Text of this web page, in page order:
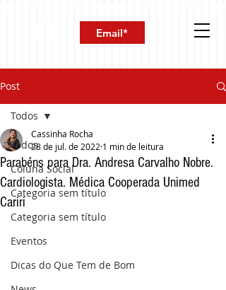
Post
Todos
Coluna Social
Categoria sem título
Categoria sem título
Eventos
Dicas do Que Tem de Bom
Todos
Parabéns para Dra. Andresa Carvalho Nobre.
Cardiologista. Médica Cooperada Unimed
Cariri
Cassinha Rocha
28 de jul. de 2022 1 min de leitura